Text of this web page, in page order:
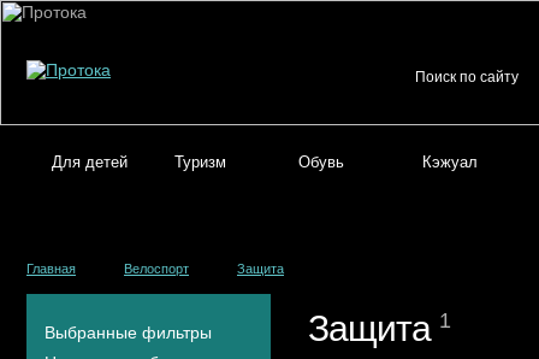
Для детей Туризм Обувь Кэжуал
Главная Велоспорт Защита
Выбранные фильтры
Защита 1